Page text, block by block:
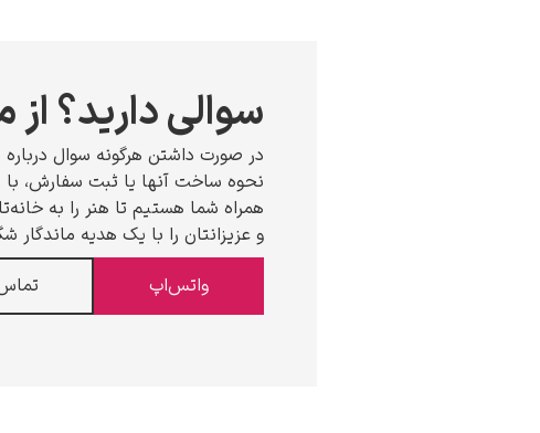
سوالی دارید؟ از
در صورت داشتن هرگونه سوال
نحوه ساخت آنها یا ثبت سفارش، با
همراه شما هستیم تا هنر را به
و عزیزانتان را با یک هدیه ماندگار
واتس‌اپ